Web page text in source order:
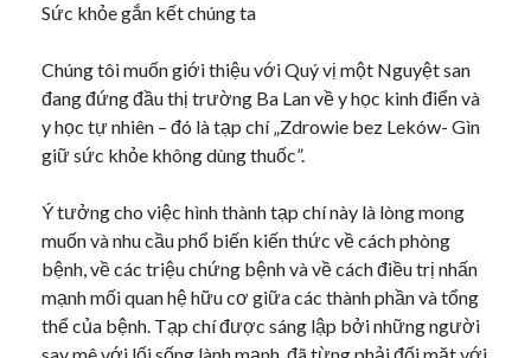
Sức khỏe gắn kết chúng ta
Chúng tôi muốn giới thiệu với Quý vị một Nguyệt san
đang đứng đầu thị trường Ba Lan về y học kinh điển và
y học tự nhiên – đó là tạp chí „Zdrowie bez Leków- Gìn
giữ sức khỏe không dùng thuốc”.
Ý tưởng cho việc hình thành tạp chí này là lòng mong
muốn và nhu cầu phổ biến kiến thức về cách phòng
bệnh, về các triệu chứng bệnh và về cách điều trị nhấn
mạnh mối quan hệ hữu cơ giữa các thành phần và tổng
thể của bệnh. Tạp chí được sáng lập bởi những người